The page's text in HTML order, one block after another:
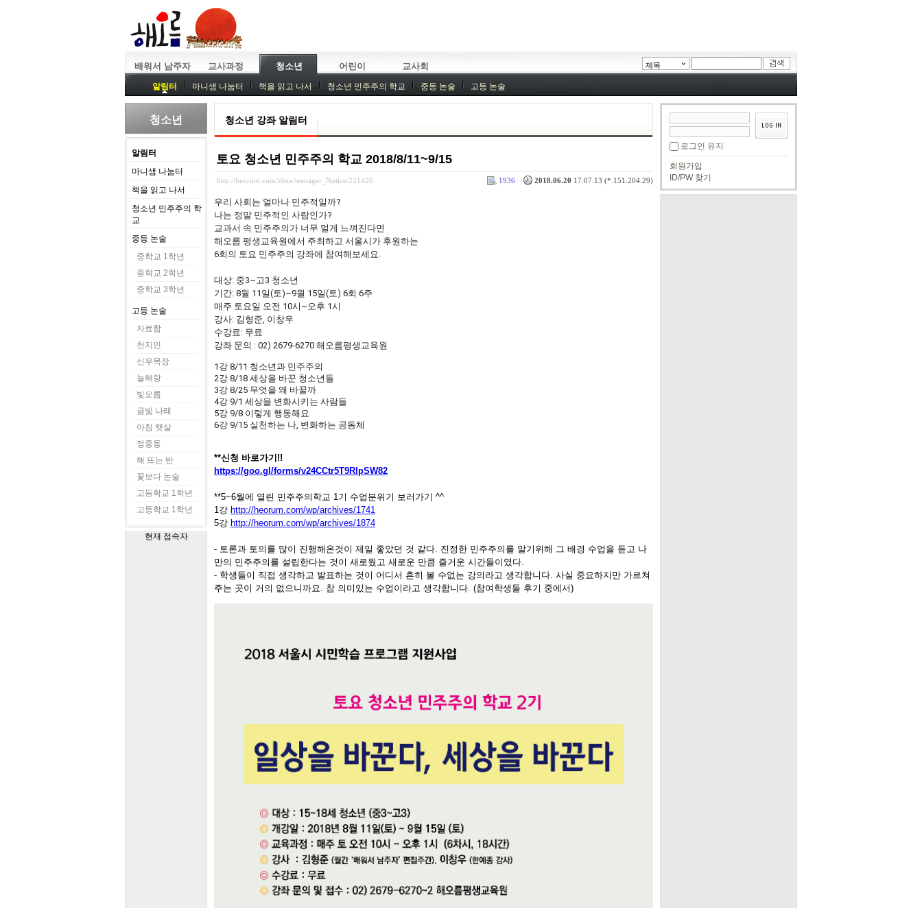
배워서 남주자 교사과정 청소년 어린이 교사회
알림터 마니샘 나눔터 책을 읽고 나서 청소년 민주주의 학교 중등 논술 고등 논술
제목
청소년
알림터
마니샘 나눔터
책을 읽고 나서
청소년 민주주의 학
교
중등 논술
중학교 1학년
중학교 2학년
중학교 3학년
고등 논술
자료함
천지인
신우목장
늘해랑
빛오름
금빛 나래
아침 햇살
정중동
해 뜨는 반
꽃보다 논술
고등학교 1학년
고등학교 1학년
현재 접속자
청소년 강좌 알림터
토요 청소년 민주주의 학교 2018/8/11~9/15
http://heorum.com/zbxe/teenager_Notice/221426 2018.06.20 17:07:13 (*.151.204.29)
1936
우리 사회는 얼마나 민주적일까?
나는 정말 민주적인 사람인가?
교과서 속 민주주의가 너무 멀게 느껴진다면
해오름 평생교육원에서 주최하고 서울시가 후원하는
6회의 토요 민주주의 강좌에 참여해보세요.
대상: 중3~고3 청소년
기간: 8월 11일(토)~9월 15일(토) 6회 6주
매주 토요일 오전 10시~오후 1시
강사: 김형준, 이창우
수강료: 무료
강좌 문의 : 02) 2679-6270 해오름평생교육원
1강 8/11 청소년과 민주주의
2강 8/18 세상을 바꾼 청소년들
3강 8/25 무엇을 왜 바꿀까
4강 9/1 세상을 변화시키는 사람들
5강 9/8 이렇게 행동해요
6강 9/15 실천하는 나, 변화하는 공동체
**신청 바로가기!!
https://goo.gl/forms/v24CCtr5T9RlpSW82
**5~6월에 열린 민주주의학교 1기 수업분위기 보러가기 ^^
1강 http://heorum.com/wp/archives/1741
5강 http://heorum.com/wp/archives/1874
- 토론과 토의를 많이 진행해온것이 제일 좋았던 것 같다. 진정한 민주주의를 알기위해 그 배경 수업을 듣고 나
만의 민주주의를 설립한다는 것이 새로웠고 새로운 만큼 즐거운 시간들이였다.
- 학생들이 직접 생각하고 발표하는 것이 어디서 흔히 볼 수없는 강의라고 생각합니다. 사실 중요하지만 가르쳐
주는 곳이 거의 없으니까요. 참 의미있는 수업이라고 생각합니다. (참여학생들 후기 중에서)
로그인 유지
회원가입
ID/PW 찾기